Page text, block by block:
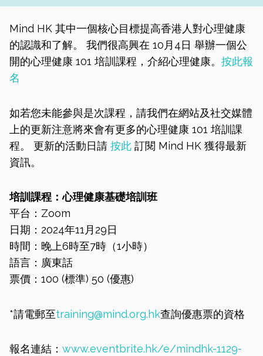
Mind HK 其中一個核心目標提高香港人對心理健康
的認識和了解。 我們很高興在 10月4日 舉辦一個公
開的心理健康 101 培訓課程，介紹心理健康。 按此報
名
如若您未能參與是次課程，請我們在網站及社交媒體
上的更新注意將來會有更多的心理健康 101 培訓課
程。 更新的活動日請 按此 訂閱 Mind HK 獲得最新
資訊。
培訓課程：心理健康基礎培訓班
平台：Zoom
日期：2024年11月29日
時間：晚上6時至7時（1小時）
語言：廣東話
票價：100 (標準) 50 (優惠)
*請電郵至training@mind.org.hk查詢優惠票的資格
報名連結： www.eventbrite.hk/e/mindhk-1129-